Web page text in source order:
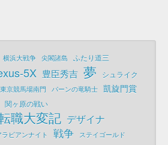
横浜大戦争 尖閣諸島 ふたり道三
5X 豊臣秀吉 夢 シュライク
東京競馬場南門 パーンの竜騎士 凱旋門賞
関ヶ原の戦い
職大変記 デザイナ
ラビアンナイト 戦争
ステイゴールド